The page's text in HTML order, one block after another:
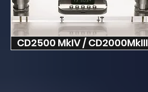
CD2500 MkIV / CD2000MkIII